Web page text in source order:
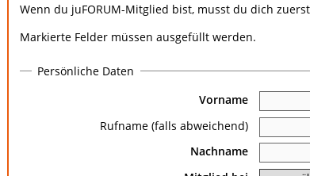
Wenn du juFORUM-Mitglied bist, musst du dich
Markierte Felder müssen ausgefüllt werden.
Persönliche Daten
Vorname
Rufname (falls abweichend)
Nachname